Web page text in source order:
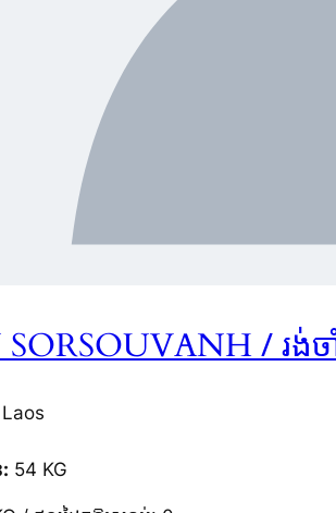
/ រង់ច
Laos
54 KG